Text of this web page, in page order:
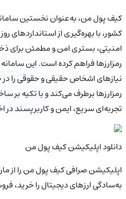
کیف‌ پول من، به‌عنوان نخستین
کشور، با بهره‌گیری از استانداردهای
امنیتی، بستری امن و مطمئن برای
رمزارزها فراهم کرده است. این سامانه
نیازهای اشخاص حقیقی و حقوقی را در
رمزارزها برطرف می‌کند و با تکیه بر
تجربه‌ای سریع، ایمن و کاربرپسند در
دانلود اپلیکیشن کیف‌ پول من
اپلیکیشن صرافی کیف پول من را از
به‌سادگی ارزهای دیجیتال را خرید،